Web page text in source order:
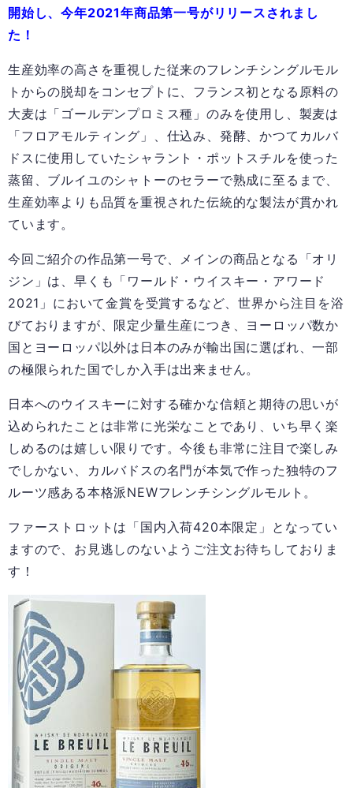
開始し、今年2021年商品第一号がリリースされまし
た！
生産効率の高さを重視した従来のフレンチシングルモル
トからの脱却をコンセプトに、フランス初となる原料の
大麦は「ゴールデンプロミス種」のみを使用し、製麦は
「フロアモルティング」、仕込み、発酵、かつてカルバ
ドスに使用していたシャラント・ポットスチルを使った
蒸留、ブルイユのシャトーのセラーで熟成に至るまで、
生産効率よりも品質を重視された伝統的な製法が貫かれ
ています。
今回ご紹介の作品第一号で、メインの商品となる「オリ
ジン」は、早くも「ワールド・ウイスキー・アワード
2021 」において金賞を受賞するなど、世界から注目を浴
びておりますが、限定少量生産につき、ヨーロッパ数か
国とヨーロッパ以外は日本のみが輸出国に選ばれ、一部
の極限られた国でしか入手は出来ません。
日本へのウイスキーに対する確かな信頼と期待の思いが
込められたことは非常に光栄なことであり、いち早く楽
しめるのは嬉しい限りです。今後も非常に注目で楽しみ
でしかない、カルバドスの名門が本気で作った独特のフ
ルーツ感ある本格派NEWフレンチシングルモルト。
ファーストロットは「国内入荷420本限定」となってい
ますので、お見逃しのないようご注文お待ちしておりま
す！